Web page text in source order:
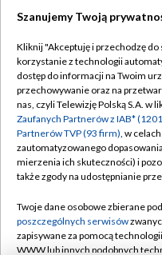
Abonament TVP
Emisja w TVP
Centrum informacji TVP
Naziemna Telewizja
Rada Programowa
System NOS
Szanujemy Twoją
Kliknij "Akceptuję i przechodzę do
korzystanie z technologii
dostęp do informacji na Twoim
przechowywanie oraz na
nas, czyli Telewizję Polską S.A. w
Zaufanych Partnerów z IAB*
Partnerów TVP (93 firm), w
zautomatyzowanego
mierzenia ich skuteczności) i
także zgody na udostępnianie
Twoje dane osobowe zbierane
poszczególnych serwisów
zapisywane za pomocą
WWW lub innych podobnych